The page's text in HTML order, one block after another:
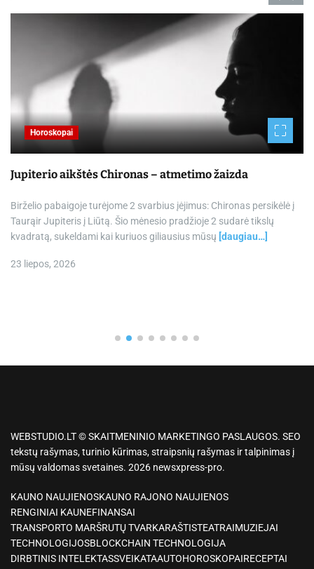
Horoskopai
Jupiterio aikštės Chironas – atmetimo žaizda
Birželio pabaigoje turėjome 2 svarbius įėjimus: Chironas persikėlė į
Taurąir Jupiteris į Liūtą. Šio mėnesio pradžioje 2 sudarė tikslų
kvadratą, sukeldami kai kuriuos giliausius mūsų [daugiau…]
23 liepos, 2026
WEBSTUDIO.LT © SKAITMENINIO MARKETINGO PASLAUGOS. SEO
tekstų rašymas, turinio kūrimas, straipsnių rašymas ir talpinimas į
mūsų valdomas svetaines. 2026 newsxpress-pro.
KAUNO NAUJIENOSKAUNO RAJONO NAUJIENOS
RENGINIAI KAUNEFINANSAI
TRANSPORTO MARŠRUTŲ TVARKARAŠTISTEATRAIMUZIEJAI
TECHNOLOGIJOSBLOCKCHAIN TECHNOLOGIJA
DIRBTINIS INTELEKTASSVEIKATAAUTOHOROSKOPAIRECEPTAI